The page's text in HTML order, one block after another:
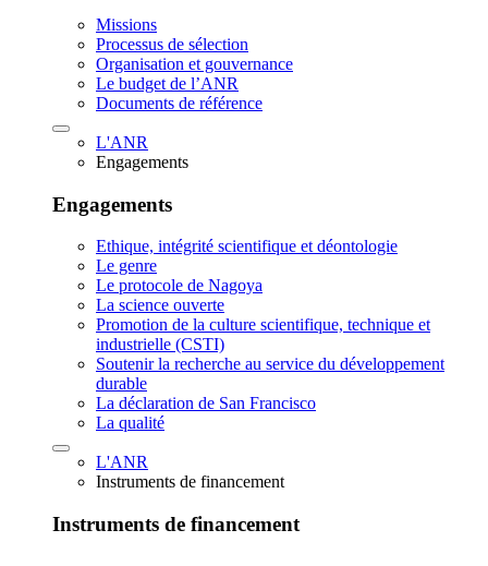
Missions
Processus de sélection
Organisation et gouvernance
Le budget de l’ANR
Documents de référence
L'ANR
Engagements
Engagements
Ethique, intégrité scientifique et déontologie
Le genre
Le protocole de Nagoya
La science ouverte
Promotion de la culture scientifique, technique et
industrielle (CSTI)
Soutenir la recherche au service du développement
durable
La déclaration de San Francisco
La qualité
L'ANR
Instruments de financement
Instruments de financement